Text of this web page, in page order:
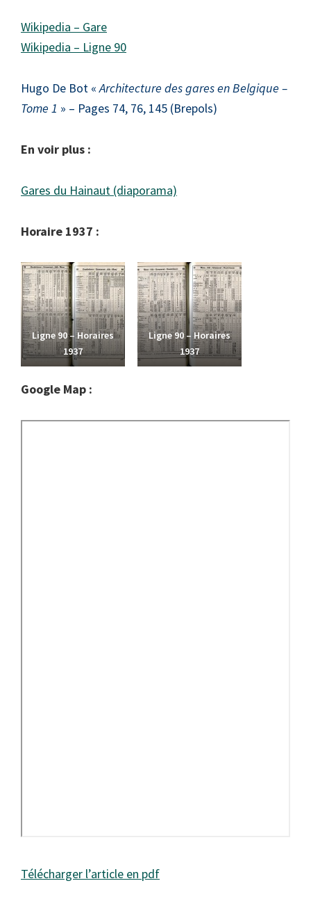
Wikipedia – Gare
Wikipedia – Ligne 90
Hugo De Bot «Architecture des gares en Belgique –
Tome 1 » – Pages 74, 76, 145 (Brepols)
En voir plus :
Gares du Hainaut (diaporama)
Horaire 1937 :
Ligne 90 – Horaires
1937
Ligne 90 – Horaires
1937
Google Map :
Télécharger l’article en pdf